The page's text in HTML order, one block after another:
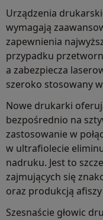
Urządzenia
wymagają
zapewnienia
przypadku
a zabezpiecza
szeroko stosowany
Nowe drukarki
bezpośrednio na
zastosowanie w
w ultrafiolecie
nadruku. Jest to
zajmujących się
oraz produkcją
Szesnaście głowic